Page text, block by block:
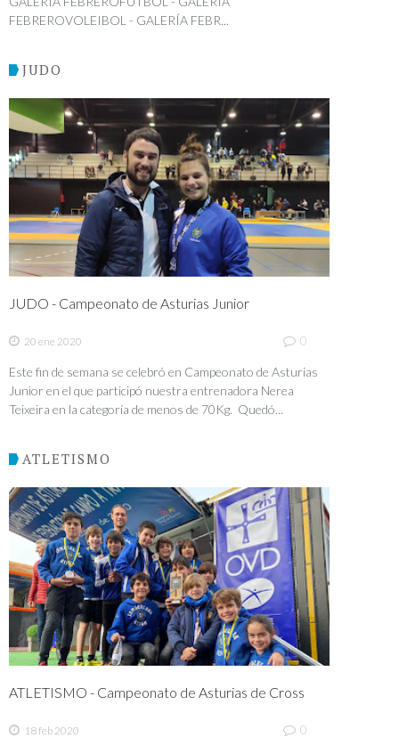
FEBREROVOLEIBOL - GALERÍA FEBR...
JUDO
JUDO - Campeonato de Asturias Junior
20 ene 2020 0
Este fin de semana se celebró en Campeonato de Asturias
Junior en el que participó nuestra entrenadora Nerea
Teixeira en la categoría de menos de 70Kg. Quedó...
ATLETISMO
ATLETISMO - Campeonato de Asturias de Cross
18 feb 2020 0